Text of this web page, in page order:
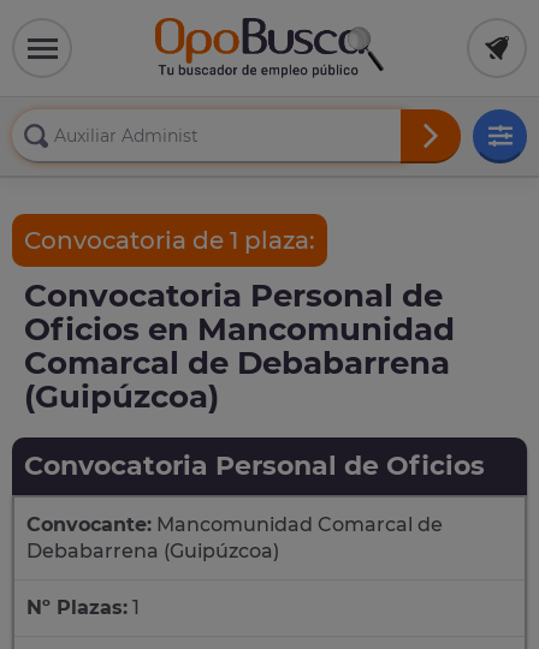
Convocatoria de 1 plaza:
Convocatoria Personal de
Oficios en Mancomunidad
Comarcal de Debabarrena
(Guipúzcoa)
Convocatoria Personal de Oficios
Convocante: Mancomunidad Comarcal de
Debabarrena (Guipúzcoa)
Nº Plazas: 1